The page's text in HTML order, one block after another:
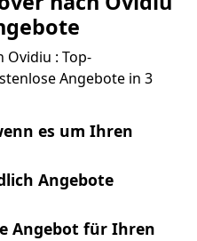
Ovidiu : Top-
Angebote in 3
es um Ihren
Angebote
Angebot für Ihren